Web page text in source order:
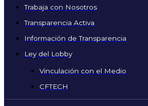
Trabaja con Nosotros
Transparencia Activa
Información de Transparencia
Ley del Lobby
Vinculación con el Medio
CFTECH